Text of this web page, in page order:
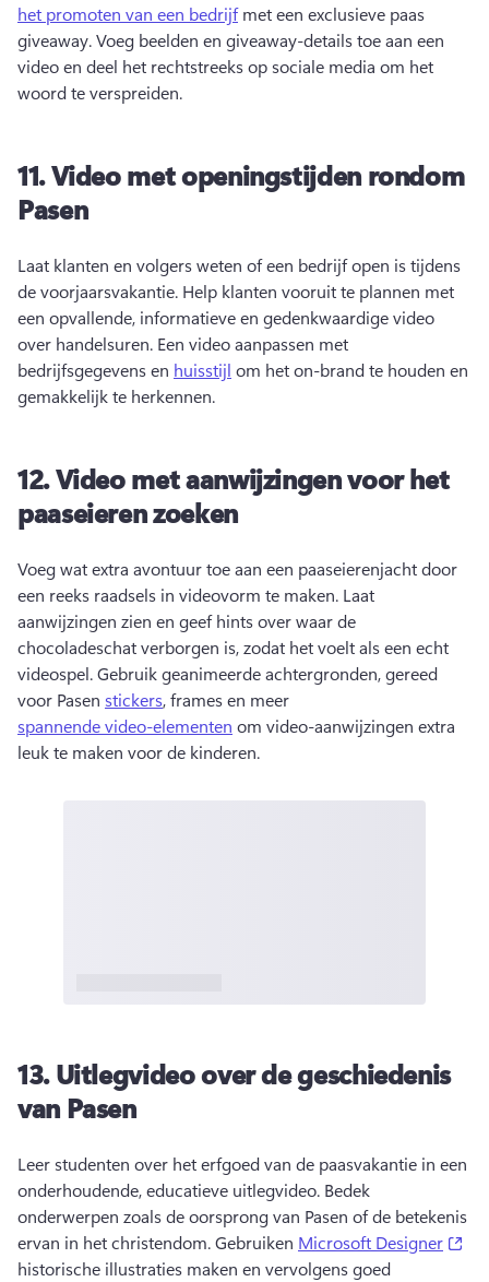
het promoten van een bedrijf met een exclusieve paas
giveaway. Voeg beelden en giveaway-details toe aan een
video en deel het rechtstreeks op sociale media om het
woord te verspreiden.
11.Video met openingstijden rondom
Pasen
Laat klanten en volgers weten of een bedrijf open is tijdens
de voorjaarsvakantie. Help klanten vooruit te plannen met
een opvallende, informatieve en gedenkwaardige video
over handelsuren. Een video aanpassen met
bedrijfsgegevens en huisstijl om het on-brand te houden en
gemakkelijk te herkennen.
12.Video met aanwijzingen voor het
paaseieren zoeken
Voeg wat extra avontuur toe aan een paaseierenjacht door
een reeks raadsels in videovorm te maken. Laat
aanwijzingen zien en geef hints over waar de
chocoladeschat verborgen is, zodat het voelt als een echt
videospel. Gebruik geanimeerde achtergronden, gereed
voor Pasen stickers, frames en meer
spannende video-elementen om video-aanwijzingen extra
leuk te maken voor de kinderen.
13.Uitlegvideo over de geschiedenis
van Pasen
Leer studenten over het erfgoed van de paasvakantie in een
onderhoudende, educatieve uitlegvideo. Bedek
onderwerpen zoals de oorsprong van Pasen of de betekenis
ervan in het christendom. Gebruiken Microsoft Designer
historische illustraties maken en vervolgens goed